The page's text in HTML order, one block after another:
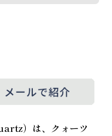
）は、クォーツ